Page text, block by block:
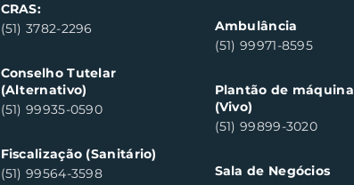
CRAS:
(51) 3782-2296
Conselho Tutelar
(Alternativo)
(51) 99935-0590
Fiscalização (Sanitário)
(51) 99564-3598
Ambulância
(51) 99971-8595
Plantão de máquina
(Vivo)
(51) 99899-3020
Sala de Negócios